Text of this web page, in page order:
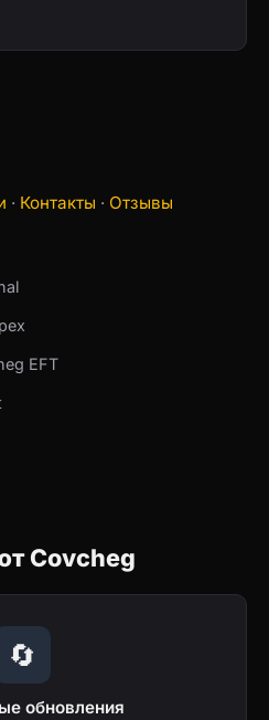
· Контакты · Отзывы
EFT
Covcheg
🔄
обновления